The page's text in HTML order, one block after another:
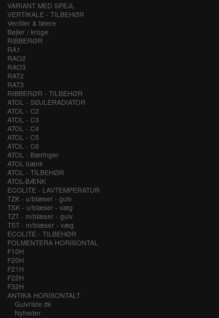
VARIANT MED SPEJL
VERTIKALE - TILBEHØR
Ventiler & følere
Bøjler / kroge
RIBBERØR
RA1
RAO2
RAO3
RAT2
RAT3
RIBBERØR - TILBEHØR
ATOL - SØJLERADIATOR
ATOL - C2
ATOL - C3
ATOL - C4
ATOL - C5
ATOL - C6
ATOL - Bæringer
ATOL bænk
ATOL - TILBEHØR
ATOL-BÆNK
ECOLITE - LAVTEMPERATUR
TZK - u/blæser - gulv
TSK - u/blæser - væg
TZT - m/blæser - gulv
TST - m/blæser - væg
ECOLITE - TILBEHØR
FOLMENTERA HORISONTAL
F10H
F20H
F21H
F22H
F32H
ANTIKA HORISONTALT
Gulvriste.dk
Nyheder